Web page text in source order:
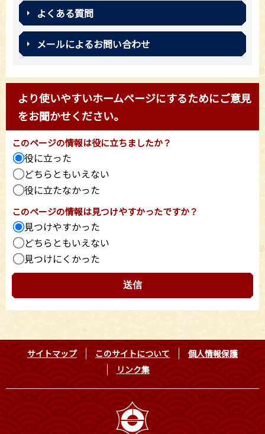
よくある質問
メールによるお問い合わせ
より使いやすいホームページにするためにご意見
をお聞かせください。
このページの情報は役に立ちましたか？
役に立った
どちらともいえない
役に立たなかった
このページの情報は見つけやすかったですか？
見つけやすかった
どちらともいえない
見つけにくかった
サイトマップ このサイトについて
個人情報保護
リンク集